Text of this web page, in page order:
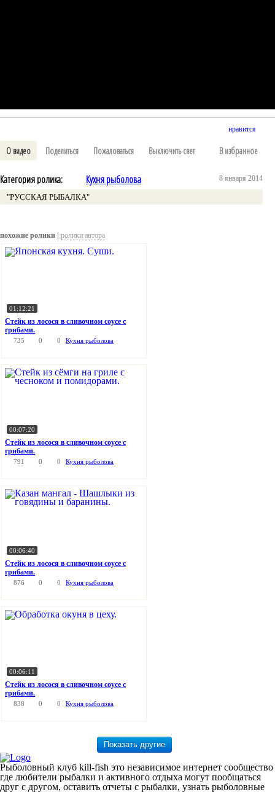
нравится
О видео Поделиться Пожаловаться Выключить свет В избранное
Категория ролика: Кухня рыболова
"РУССКАЯ РЫБАЛКА"
8 января 2014
похожие ролики | ролики автора
01:12:21
Стейк из лосося в сливочном соусе с
грибами.
735 0 0 Кухня рыболова
00:07:20
Стейк из лосося в сливочном соусе с
грибами.
791 0 0 Кухня рыболова
00:06:40
Стейк из лосося в сливочном соусе с
грибами.
876 0 0 Кухня рыболова
00:06:11
Стейк из лосося в сливочном соусе с
грибами.
838 0 0 Кухня рыболова
Рыболовный клуб kill-fish это независимое интернет сообщество
где любители рыбалки и активного отдыха могут пообщаться
друг с другом, оставить отчеты с рыбалки, узнать рыболовные